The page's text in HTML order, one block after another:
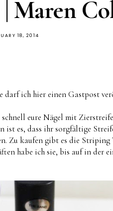
Maren
18, 2014
darf ich hier einen Gastpost
eure Nägel mit
ist es, dass ihr sorgfältige
Zu kaufen gibt es die Striping
habe ich sie, bis auf in der